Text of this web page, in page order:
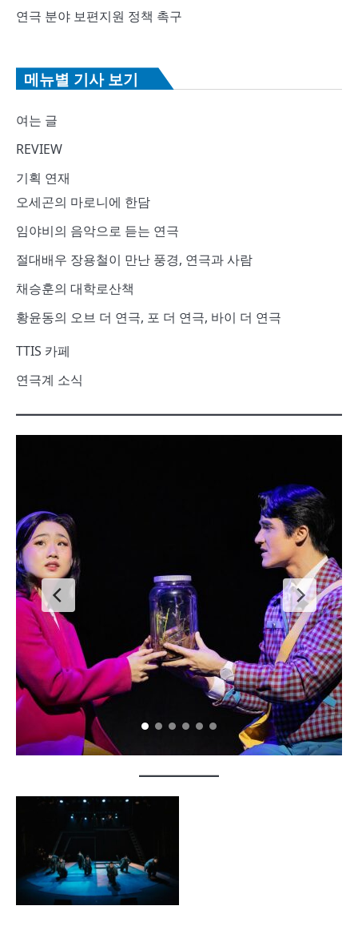
연극 분야 보편지원 정책 촉구
메뉴별 기사 보기
여는 글
REVIEW
기획 연재
오세곤의 마로니에 한담
임야비의 음악으로 듣는 연극
절대배우 장용철이 만난 풍경, 연극과 사람
채승훈의 대학로산책
황윤동의 오브 더 연극, 포 더 연극, 바이 더 연극
TTIS 카페
연극계 소식